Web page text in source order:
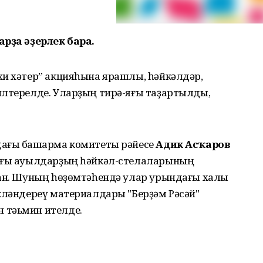
әҙерлек бара.
хәтер” акцияһына ярашлы, һәйкәлдәр,
Уларҙың тирә-яғы таҙартылды,
башҡарма комитеты рәйесеАдик Асҡаров
ауылдарҙың һәйкәл-стелаларының
Шуның һөҙөмтәһендә улар урындағы халыҡ
материалдары "Берҙәм Рәсәй"
ителде.